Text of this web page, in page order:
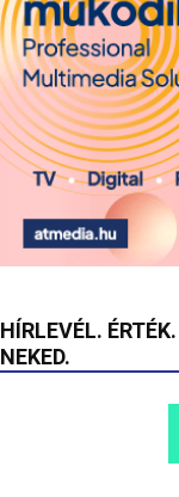
HÍRLEVÉL. ÉRTÉK.
NEKED.